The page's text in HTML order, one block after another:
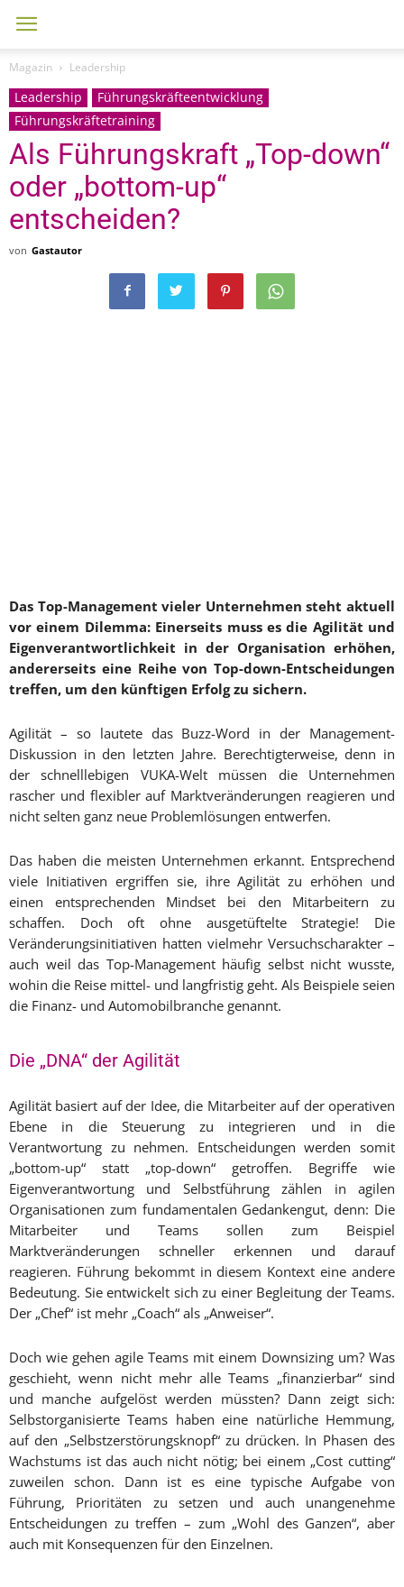
Magazin Leadership
Leadership
Führungskräfteentwicklung
Führungskräftetraining
Als Führungskraft „Top-down“
oder „bottom-up“
entscheiden?
von Gastautor
Das Top-Management vieler Unternehmen steht aktuell
vor einem Dilemma: Einerseits muss es die Agilität und
Eigenverantwortlichkeit in der Organisation erhöhen,
andererseits eine Reihe von Top-down-Entscheidungen
treffen, um den künftigen Erfolg zu sichern.
Agilität – so lautete das Buzz-Word in der Management-
Diskussion in den letzten Jahre. Berechtigterweise, denn in
der schnelllebigen VUKA-Welt müssen die Unternehmen
rascher und flexibler auf Marktveränderungen reagieren und
nicht selten ganz neue Problemlösungen entwerfen.
Das haben die meisten Unternehmen erkannt. Entsprechend
viele Initiativen ergriffen sie, ihre Agilität zu erhöhen und
einen entsprechenden Mindset bei den Mitarbeitern zu
schaffen. Doch oft ohne ausgetüftelte Strategie! Die
Veränderungsinitiativen hatten vielmehr Versuchscharakter –
auch weil das Top-Management häufig selbst nicht wusste,
wohin die Reise mittel- und langfristig geht. Als Beispiele seien
die Finanz- und Automobilbranche genannt.
Die „DNA“ der Agilität
Agilität basiert auf der Idee, die Mitarbeiter auf der operativen
Ebene in die Steuerung zu integrieren und in die
Verantwortung zu nehmen. Entscheidungen werden somit
„bottom-up“ statt „top-down“ getroffen. Begriffe wie
Eigenverantwortung und Selbstführung zählen in agilen
Organisationen zum fundamentalen Gedankengut, denn: Die
Mitarbeiter und Teams sollen zum Beispiel
Marktveränderungen schneller erkennen und darauf
reagieren. Führung bekommt in diesem Kontext eine andere
Bedeutung. Sie entwickelt sich zu einer Begleitung der Teams.
Der „Chef“ ist mehr „Coach“ als „Anweiser“.
Doch wie gehen agile Teams mit einem Downsizing um? Was
geschieht, wenn nicht mehr alle Teams „finanzierbar“ sind
und manche aufgelöst werden müssten? Dann zeigt sich:
Selbstorganisierte Teams haben eine natürliche Hemmung,
auf den „Selbstzerstörungsknopf“ zu drücken. In Phasen des
Wachstums ist das auch nicht nötig; bei einem „Cost cutting“
zuweilen schon. Dann ist es eine typische Aufgabe von
Führung, Prioritäten zu setzen und auch unangenehme
Entscheidungen zu treffen – zum „Wohl des Ganzen“, aber
auch mit Konsequenzen für den Einzelnen.